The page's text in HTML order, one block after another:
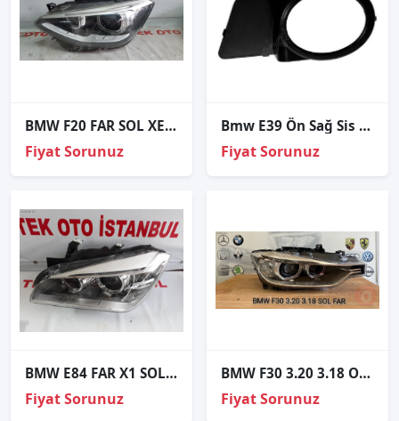
BMW F20 FAR SOL XENON
Fiyat Sorunuz
Bmw E39 Ön Sağ Sis Farı Çerçevesi M5 1996-2003
Fiyat Sorunuz
BMW E84 FAR X1 SOL LCI
Fiyat Sorunuz
BMW F30 3.20 3.18 ORJINAL ÇIKMA SAĞ FAR
Fiyat Sorunuz